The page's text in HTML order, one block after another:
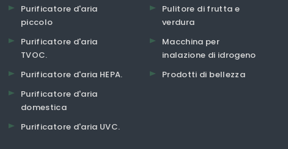
Purificatore d'aria
piccolo
Purificatore d'aria
TVOC.
Purificatore d'aria HEPA.
Purificatore d'aria
domestica
Purificatore d'aria UVC.
Pulitore di frutta e
verdura
Macchina per
inalazione di idrogeno
Prodotti di bellezza